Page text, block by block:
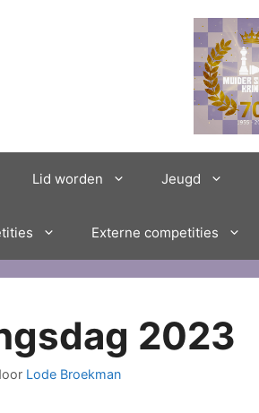
Lid worden Jeugd
Externe competities
2023
Lode Broekman